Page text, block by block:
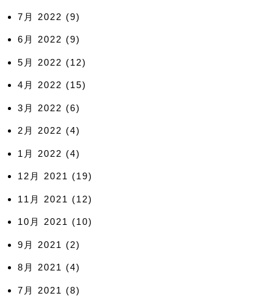
7月 2022 (9)
6月 2022 (9)
5月 2022 (12)
4月 2022 (15)
3月 2022 (6)
2月 2022 (4)
1月 2022 (4)
12月 2021 (19)
11月 2021 (12)
10月 2021 (10)
9月 2021 (2)
8月 2021 (4)
7月 2021 (8)